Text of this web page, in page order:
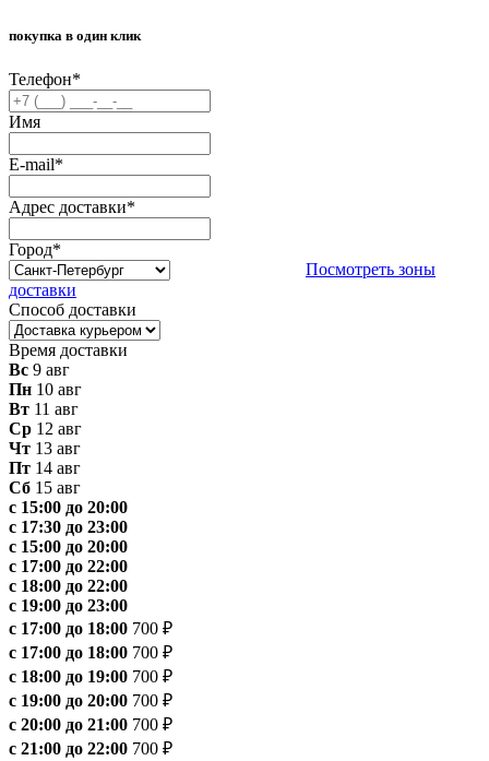
покупка в один клик
Телефон*
Имя
E-mail*
Адрес доставки*
Город*
Посмотреть зоны
доставки
Способ доставки
Время доставки
Вс 9 авг
Пн 10 авг
Вт 11 авг
Ср 12 авг
Чт 13 авг
Пт 14 авг
Сб 15 авг
с 15:00 до 20:00
с 17:30 до 23:00
с 15:00 до 20:00
с 17:00 до 22:00
с 18:00 до 22:00
с 19:00 до 23:00
с 17:00 до 18:00 700 ₽
с 17:00 до 18:00 700 ₽
с 18:00 до 19:00 700 ₽
с 19:00 до 20:00 700 ₽
с 20:00 до 21:00 700 ₽
с 21:00 до 22:00 700 ₽